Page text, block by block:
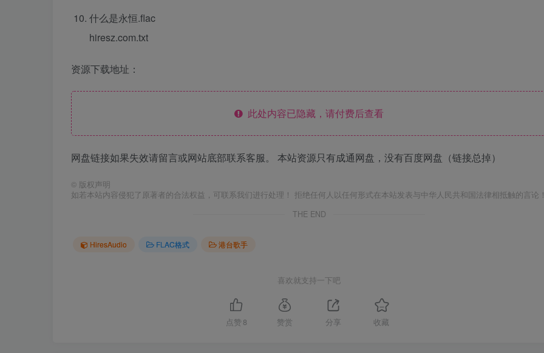
什么是永恒.flac
hiresz.com.txt
资源下载地址：
此处内容已隐藏，请付费后查看
网盘链接如果失效请留言或网站底部联系客服。 本站资源只有成通网盘，没有百度网盘（链接总掉）
© 版权声明
如若本站内容侵犯了原著者的合法权益，可联系我们进行处理！ 拒绝任何人以任何形式在本站发表与中华人民共和国法律相抵触的言论
THE END
HiresAudio FLAC格式 港台歌手
喜欢就支持一下吧
点赞 8 赞赏 分享 收藏